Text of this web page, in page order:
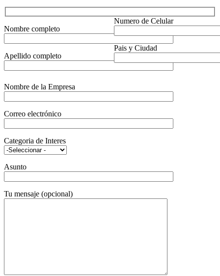
Nombre completo
Apellido completo
Numero de Celular
Pais y Ciudad
Nombre de la Empresa
Correo electrónico
Categoria de Interes
Asunto
Tu mensaje (opcional)